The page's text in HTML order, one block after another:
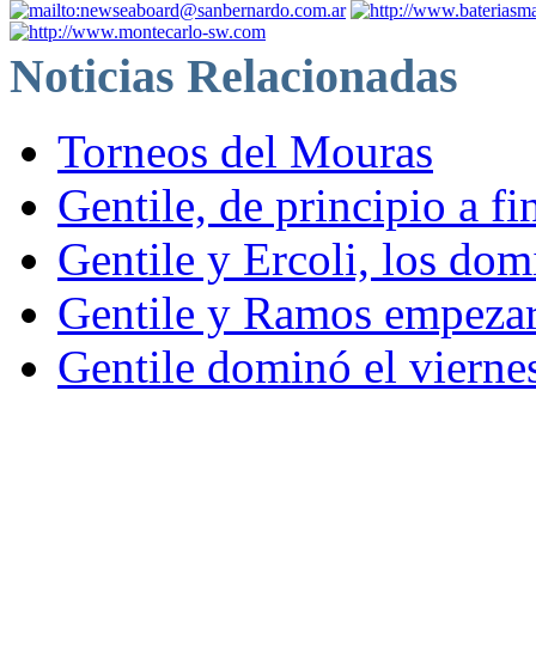
Noticias Relacionadas
Torneos del Mouras
Gentile, de principio a
Gentile y Ercoli, los
Gentile y Ramos
Gentile dominó el